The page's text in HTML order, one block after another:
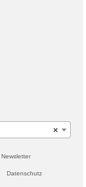
×
Newsletter
Datenschutz